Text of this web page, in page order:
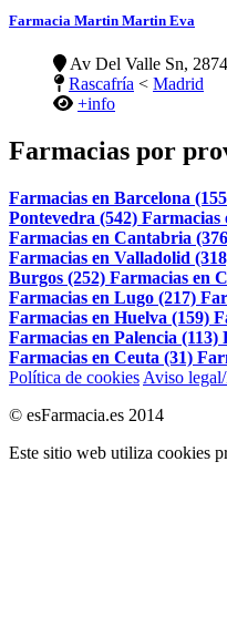
Farmacia Martin Martin Eva
Av Del Valle Sn,
Rascafría < Madrid
+info
Farmacias por
Farmacias en Barcelona
Pontevedra (542) Farmacias
Farmacias en Cantabria
Farmacias en Valladolid
Burgos (252) Farmacias en
Farmacias en Lugo (217)
Farmacias en Huelva (159)
Farmacias en Palencia (113)
Farmacias en Ceuta (31)
Política de cookies Aviso
© esFarmacia.es 2014
Este sitio web utiliza cookies